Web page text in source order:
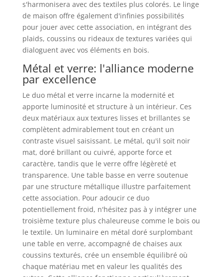
s'harmonisera avec des textiles plus colorés. Le linge
de maison offre également d'infinies possibilités
pour jouer avec cette association, en intégrant des
plaids, coussins ou rideaux de textures variées qui
dialoguent avec vos éléments en bois.
Métal et verre: l'alliance moderne
par excellence
Le duo métal et verre incarne la modernité et
apporte luminosité et structure à un intérieur. Ces
deux matériaux aux textures lisses et brillantes se
complètent admirablement tout en créant un
contraste visuel saisissant. Le métal, qu'il soit noir
mat, doré brillant ou cuivré, apporte force et
caractère, tandis que le verre offre légèreté et
transparence. Une table basse en verre soutenue
par une structure métallique illustre parfaitement
cette association. Pour adoucir ce duo
potentiellement froid, n'hésitez pas à y intégrer une
troisième texture plus chaleureuse comme le bois ou
le textile. Un luminaire en métal doré surplombant
une table en verre, accompagné de chaises aux
coussins texturés, crée un ensemble équilibré où
chaque matériau met en valeur les qualités des